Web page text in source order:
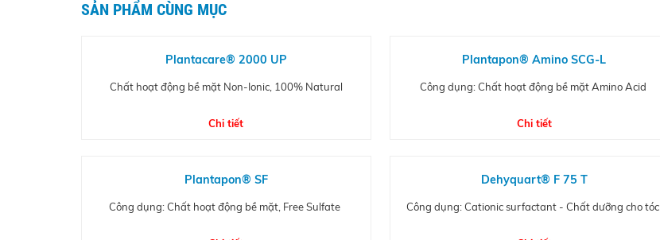
SẢN PHẨM CÙNG MỤC
Plantacare® 2000 UP
Chất hoạt động bề mặt Non-Ionic, 100% Natural
Chi tiết
Plantapon® Amino SCG-L
Công dụng: Chất hoạt động bề mặt Amino Acid
Chi tiết
Plantapon® SF
Công dụng: Chất hoạt động bề mặt, Free Sulfate
Dehyquart® F 75 T
Công dụng: Cationic surfactant - Chất dưỡng cho tóc